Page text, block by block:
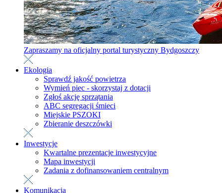
Zapraszamy na oficjalny portal turystyczny Bydgoszczy
Ekologia
Sprawdź jakość powietrza
Wymień piec - skorzystaj z dotacji
Zgłoś akcję sprzątania
ABC segregacji śmieci
Miejskie PSZOKI
Zbieranie deszczówki
Inwestycje
Kwartalne prezentacje inwestycyjne
Mapa inwestycji
Zadania z dofinansowaniem centralnym
Komunikacja